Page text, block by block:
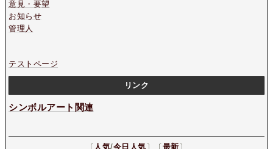
意見・要望
お知らせ
管理人
テストページ
リンク
シンボルアート関連
〔 人気/今日人気〕〔最新〕